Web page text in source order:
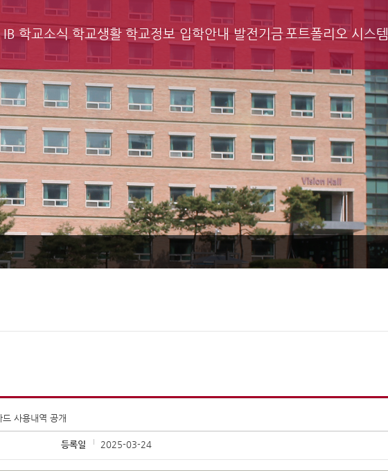
IB 학교소식 학교생활 학교정보 입학안내 발전기금포트폴리오 시스템
사용내역 공개
등록일 2025-03-24